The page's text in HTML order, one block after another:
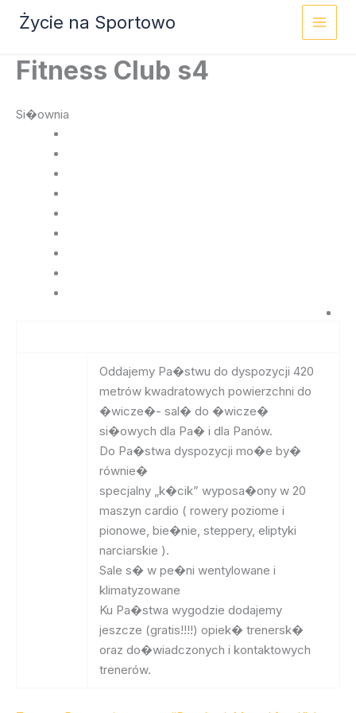
Przejdź
Życie na Sportowo
Fitness Club s4
Si�ownia
Oddajemy Pa�stwu do dyspozycji 420
metrów kwadratowych powierzchni do
�wicze�- sal� do �wicze�
si�owych dla Pa� i dla Panów.
Do Pa�stwa dyspozycji mo�e by�
równie�
specjalny „k�cik” wyposa�ony w 20
maszyn cardio ( rowery poziome i
pionowe, bie�nie, steppery, eliptyki
narciarskie ).
Sale s� w pe�ni wentylowane i
klimatyzowane
Ku Pa�stwa wygodzie dodajemy
jeszcze (gratis!!!!) opiek� trenersk�
oraz do�wiadczonych i kontaktowych
trenerów.